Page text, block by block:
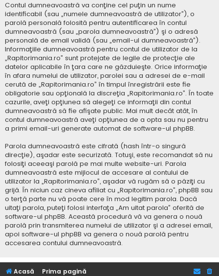
Contul dumneavoastră va conţine cel puţin un nume
identificabil (sau „numele dumneavoastră de utilizator”), o
parolă personală folosită pentru autentificarea în contul
dumneavoastră (sau „parola dumneavoastră”) şi o adresă
personală de email validă (sau „email-ul dumneavoastră”).
Informaţiile dumneavoastră pentru contul de utilizator de la
„Rapitorimania.ro” sunt protejate de legile de protecţie ale
datelor aplicabile în ţara care ne găzduieşte. Orice informaţie
în afara numelui de utilizator, parolei sau a adresei de e-mail
cerută de „Rapitorimania.ro” în timpul înregistrării este fie
obligatorie sau opţională la discreţia „Rapitorimania.ro”. În toate
cazurile, aveţi opţiunea să alegeţi ce informaţii din contul
dumneavoastră să fie afişate public. Mai mult decât atât, în
contul dumneavoastră aveţi opţiunea de a opta sau nu pentru
a primi email-uri generate automat de software-ul phpBB.
Parola dumneavoastră este cifrată (hash într-o singură
direcţie), aşadar este securizată. Totuşi, este recomandat să nu
folosiţi aceeaşi parolă pe mai multe website-uri. Parola
dumneavoastră este mijlocul de accesare al contului de
utilizator la „Rapitorimania.ro”, aşadar vă rugăm să o păziţi cu
grijă. În niciun caz cineva afiliat cu „Rapitorimania.ro”, phpBB sau
o terţă parte nu vă poate cere în mod legitim parola. Dacă
uitaţi parola, puteţi folosi interfaţa „Am uitat parola” oferită de
software-ul phpBB. Această procedură vă va genera o nouă
parolă prin transmiterea numelui de utilizator şi a adresei email,
apoi software-ul phpBB va genera o nouă parolă pentru
accesarea contului dumneavoastră.
Acasă Prima pagină